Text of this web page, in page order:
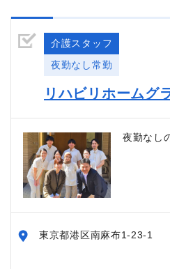
介護スタッフ
夜勤なし常勤
リハビリホームグ
夜勤なし
東京都港区南麻布1-23-1